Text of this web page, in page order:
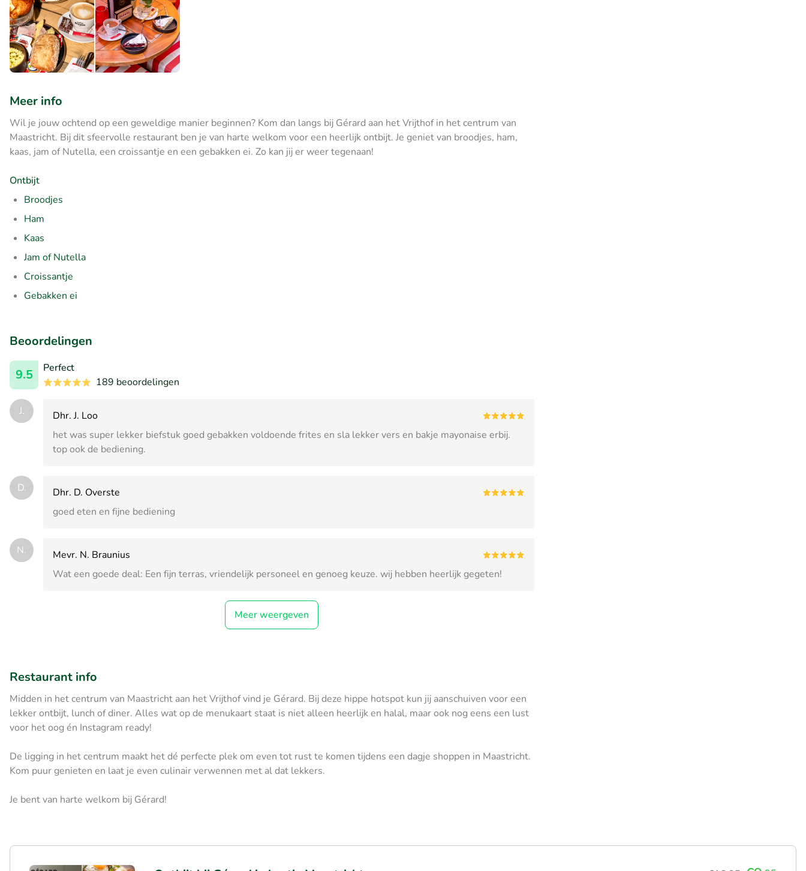
Meer info
Wil je jouw ochtend op een geweldige manier beginnen? Kom dan langs bij Gérard aan het Vrijthof in het centrum van
Maastricht. Bij dit sfeervolle restaurant ben je van harte welkom voor een heerlijk ontbijt. Je geniet van broodjes, ham,
kaas, jam of Nutella, een croissantje en een gebakken ei. Zo kan jij er weer tegenaan!
Ontbijt
Broodjes
Ham
Kaas
Jam of Nutella
Croissantje
Gebakken ei
Beoordelingen
9.5
Perfect
189 beoordelingen
J.
Dhr. J. Loo
het was super lekker biefstuk goed gebakken voldoende frites en sla lekker vers en bakje mayonaise erbij.
top ook de bediening.
D.
Dhr. D. Overste
goed eten en fijne bediening
N.
Mevr. N. Braunius
Wat een goede deal: Een fijn terras, vriendelijk personeel en genoeg keuze. wij hebben heerlijk gegeten!
Meer weergeven
Restaurant info
Midden in het centrum van Maastricht aan het Vrijthof vind je Gérard. Bij deze hippe hotspot kun jij aanschuiven voor een
lekker ontbijt, lunch of diner. Alles wat op de menukaart staat is niet alleen heerlijk en halal, maar ook nog eens een lust
voor het oog én Instagram ready!
De ligging in het centrum maakt het dé perfecte plek om even tot rust te komen tijdens een dagje shoppen in Maastricht.
Kom puur genieten en laat je even culinair verwennen met al dat lekkers.
Je bent van harte welkom bij Gérard!